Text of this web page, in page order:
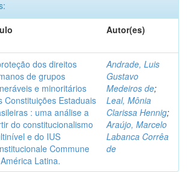
Autor(es)
dos direitos
de grupos
e minoritários
Constituições Estaduais
: uma análise a
do constitucionalismo
e do IUS
Commune
Latina.
Andrade, Luis
Gustavo
Medeiros de;
Leal, Mônia
Clarissa Hennig;
Araújo, Marcelo
Labanca Corrêa
de